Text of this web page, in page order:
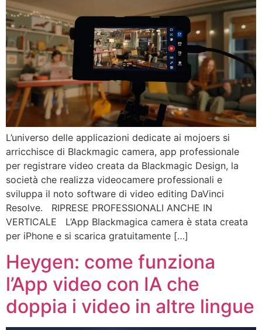
L’universo delle applicazioni dedicate ai mojoers si
arricchisce di Blackmagic camera, app professionale
per registrare video creata da Blackmagic Design, la
società che realizza videocamere professionali e
sviluppa il noto software di video editing DaVinci
Resolve. RIPRESE PROFESSIONALI ANCHE IN
VERTICALE L’App Blackmagica camera è stata creata
per iPhone e si scarica gratuitamente […]
Heygen: come funziona
l’App video con IA che
doppia i video in altre lingue